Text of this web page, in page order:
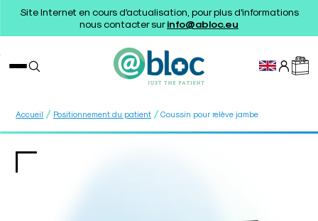
Site Internet en cours d'actualisation, pour plus d'informations
nous contacter surinfo@abloc.eu
Accueil / Positionnement du patient / Coussin pour relève jambe